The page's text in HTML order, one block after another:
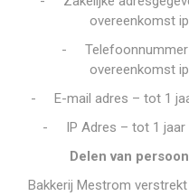
overeenkomst
-
overeenkomst
-
E-mail adres – tot 1
-
IP Adres – tot 1
Delen van
Bakkerij Mestrom